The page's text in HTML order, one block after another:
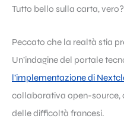
Tutto bello sulla carta, vero?
Peccato che la realtà stia
Un’indagine del portale
l’implementazione di
collaborativa open-source,
delle difficoltà francesi.